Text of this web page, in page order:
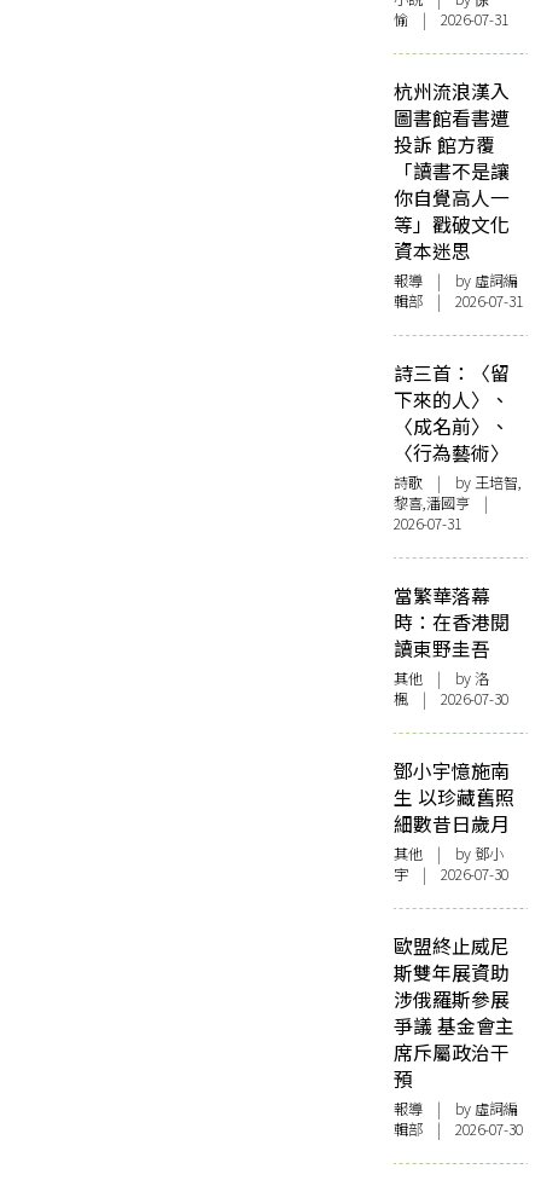
愉 | 2026-07-31
杭州流浪漢入
圖書館看書遭
投訴 館方覆
「讀書不是讓
你自覺高人一
等」戳破文化
資本迷思
報導 | by 虛詞編
輯部 | 2026-07-31
詩三首：〈留
下來的人〉、
〈成名前〉、
〈行為藝術〉
詩歌 | by 王培智,
黎喜,潘國亨 |
2026-07-31
當繁華落幕
時：在香港閱
讀東野圭吾
其他 | by洛
楓 | 2026-07-30
鄧小宇憶施南
生 以珍藏舊照
細數昔日歲月
其他 | by 鄧小
宇 | 2026-07-30
歐盟終止威尼
斯雙年展資助
涉俄羅斯參展
爭議 基金會主
席斥屬政治干
預
報導 | by 虛詞編
輯部 | 2026-07-30